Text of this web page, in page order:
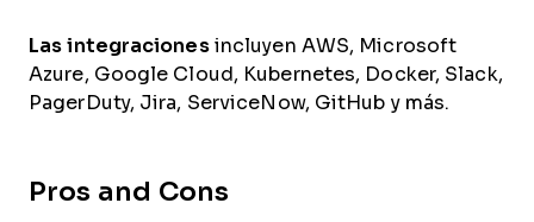
Las integracionesincluyen AWS, Microsoft
Azure, Google Cloud, Kubernetes, Docker, Slack,
PagerDuty, Jira, ServiceNow, GitHub y más.
Pros and Cons